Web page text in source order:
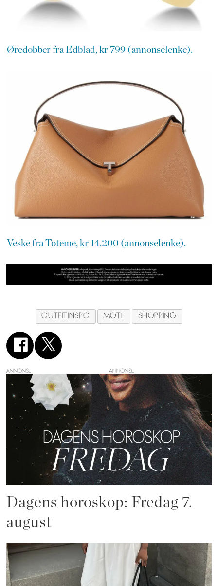
Øredobber fra Edblad, kr 799 (annonselenke).
Veske fra Toteme, kr 14.200 (annonselenke).
OUTFITINSPO MOTE SHOPPING
ANNONSE
Dagens horoskop: Fredag 7.
august